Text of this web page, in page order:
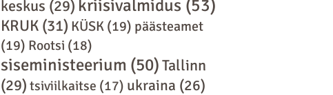
keskus (29) kriisivalmidus (53)
KRUK(31) KÜSK(19) päästeamet
(19) Rootsi (18)
siseministeerium (50)Tallinn
(29) tsiviilkaitse (17) ukraina (26)